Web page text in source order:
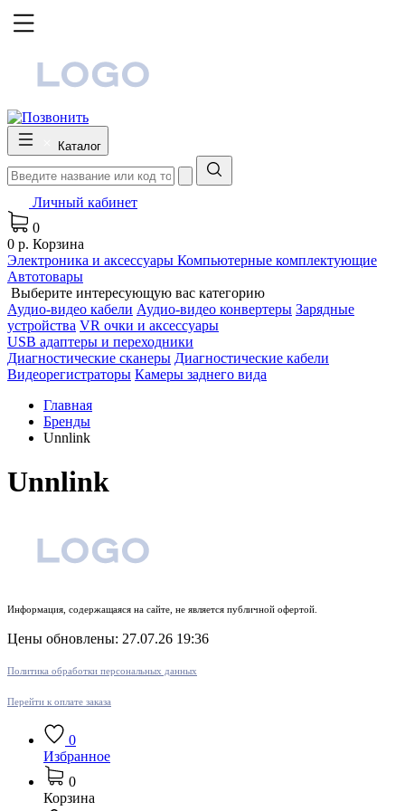
Каталог
Личный кабинет
0
0 р. Корзина
Электроника и аксессуары Компьютерные комплектующие
Автотовары
Выберите интересующую вас категорию
Аудио-видео кабели Аудио-видео конвертеры Зарядные
устройства VR очки и аксессуары
USB адаптеры и переходники
Диагностические сканеры Диагностические кабели
Видеорегистраторы Камеры заднего вида
Главная
Бренды
Unnlink
Unnlink
Информация, содержащаяся на сайте, не является публичной офертой.
Цены обновлены: 27.07.26 19:36
Политика обработки персональных данных
Перейти к оплате заказа
0
Избранное
0
Корзина